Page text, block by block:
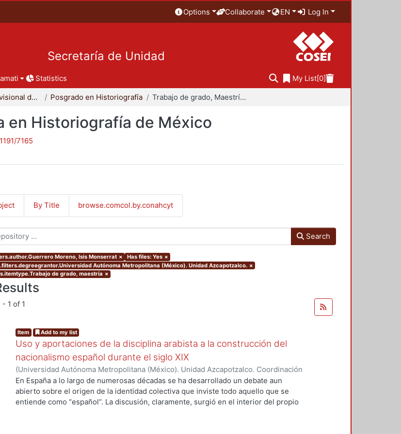
Options Collaborate EN Log In
Secretaría de Unidad
Statistics My List[0]
Coordinación Divisional de Posgrado Posgrado en Historiografía Trabajo de grado, Maestría en Historiografía de México
en Historiografía de México
7165
By Title browse.comcol.by.conahcyt
Search
Moreno, Isis Monserrat × Has files: Yes ×
Autónoma Metropolitana (México). Unidad Azcapotzalco. ×
de grado, maestría ×
- 1 of 1
Item Add to my list
Uso y aportaciones de la disciplina arabista a la construcción del
nacionalismo español durante el siglo XIX
(Universidad Autónoma Metropolitana (México). Unidad Azcapotzalco. Coordinación
de Servicios de Información.,2015-09)Guerrero Moreno, Isis Monserrat
En España a lo largo de numerosas décadas se ha desarrollado un debate aun
abierto sobre el origen de la identidad colectiva que inviste todo aquello que se
entiende como “español”. La discusión, claramente, surgió en el interior del propio